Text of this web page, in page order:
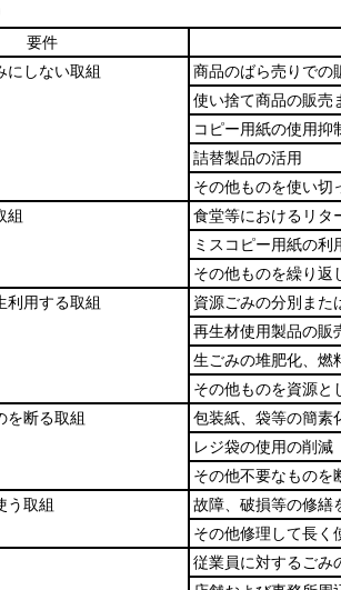
要件
にしない取組
商品のばら売りでの
使い捨て商品の販売
コピー用紙の使用抑
詰替製品の活用
その他ものを使い切
組
食堂等におけるリタ
ミスコピー用紙の利
その他ものを繰り返
利用する取組
資源ごみの分別また
再生材使用製品の販
生ごみの堆肥化、燃
その他ものを資源と
を断る取組
包装紙、袋等の簡素
レジ袋の使用の削減
その他不要なものを
う取組
故障、破損等の修繕
その他修理して長く
従業員に対するごみ